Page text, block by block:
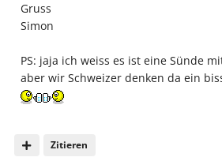
Gruss
Simon
PS: jaja ich weiss es ist eine Sünde
aber wir Schweizer denken da ein
Zitieren